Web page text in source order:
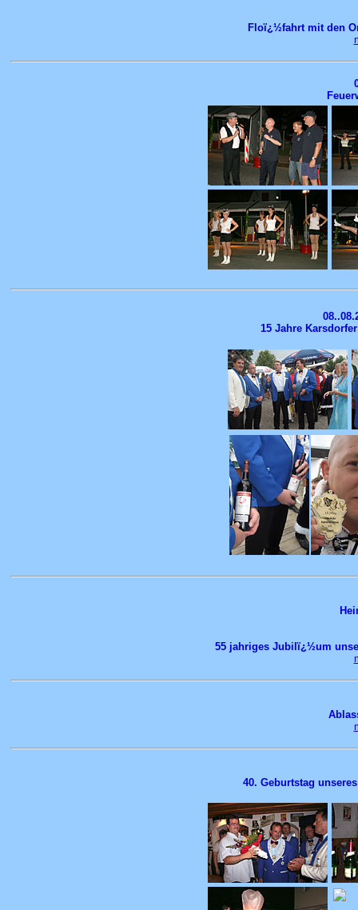
Floï¿½fahrt mit den
15 Jahre
55 jahriges Jubilï¿½um
40. Geburtstag